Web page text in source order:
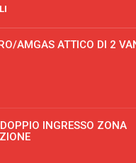
AMGAS ATTICO DI 2
INGRESSO ZONA